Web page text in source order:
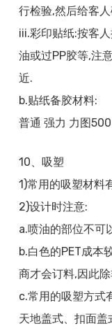
行检验,然后给客
iii.彩印贴纸:按客
油或过PP胶等,注
近.
b.贴纸备胶材料:
普通 强力 力图
10、吸塑
1)常用的吸塑材料
2)设计时注意:
a.喷油的部位不可
b.白色的PET成本
商才会订料,因此
c.常用的吸塑方式
天地盖式、扣面